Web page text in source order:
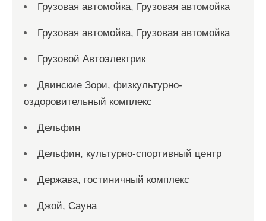
Грузовая автомойка, Грузовая автомойка
Грузовая автомойка, Грузовая автомойка
Грузовой Автоэлектрик
Двинские Зори, физкультурно-
оздоровительный комплекс
Дельфин
Дельфин, культурно-спортивный центр
Держава, гостиничный комплекс
Джой, Сауна